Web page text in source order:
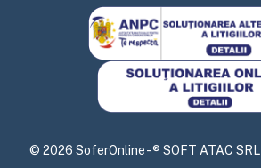
© 2026 SoferOnline - ® SOFT ATAC SRL |